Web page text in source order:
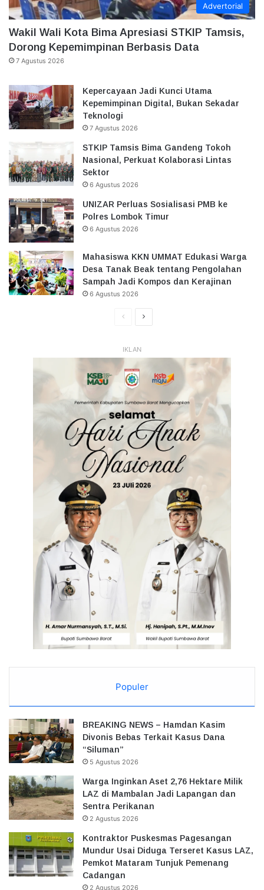
Advertorial
Wakil Wali Kota Bima Apresiasi STKIP Tamsis,
Dorong Kepemimpinan Berbasis Data
7 Agustus 2026
Kepercayaan Jadi Kunci Utama
Kepemimpinan Digital, Bukan Sekadar
Teknologi
7 Agustus 2026
STKIP Tamsis Bima Gandeng Tokoh
Nasional, Perkuat Kolaborasi Lintas
Sektor
6 Agustus 2026
UNIZAR Perluas Sosialisasi PMB ke
Polres Lombok Timur
6 Agustus 2026
Mahasiswa KKN UMMAT Edukasi Warga
Desa Tanak Beak tentang Pengolahan
Sampah Jadi Kompos dan Kerajinan
6 Agustus 2026
HalamanHalaman
IKLAN
Populer
BREAKING NEWS – Hamdan Kasim
Divonis Bebas Terkait Kasus Dana
“Siluman”
5 Agustus 2026
Warga Inginkan Aset 2,76 Hektare Milik
LAZ di Mambalan Jadi Lapangan dan
Sentra Perikanan
2 Agustus 2026
Kontraktor Puskesmas Pagesangan
Mundur Usai Diduga Terseret Kasus LAZ,
Pemkot Mataram Tunjuk Pemenang
Cadangan
2 Agustus 2026